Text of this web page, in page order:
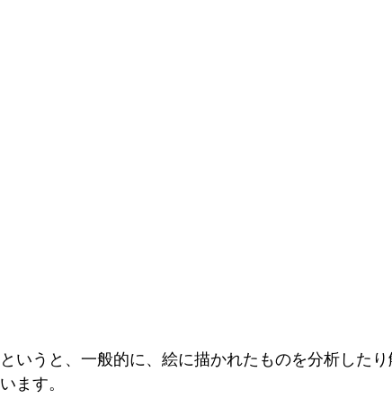
いうと、一般的に、絵に描かれたものを分析した
ます。